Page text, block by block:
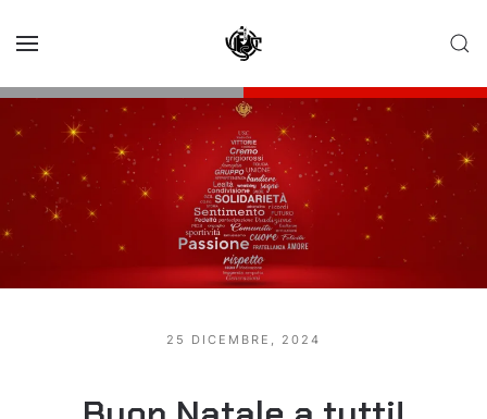
25 DICEMBRE, 2024